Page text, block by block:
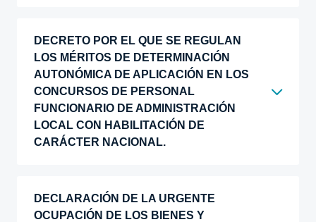
DECRETO POR EL QUE SE REGULAN
LOS MÉRITOS DE DETERMINACIÓN
AUTONÓMICA DE APLICACIÓN EN LOS
CONCURSOS DE PERSONAL
FUNCIONARIO DE ADMINISTRACIÓN
LOCAL CON HABILITACIÓN DE
CARÁCTER NACIONAL.
DECLARACIÓN DE LA URGENTE
OCUPACIÓN DE LOS BIENES Y